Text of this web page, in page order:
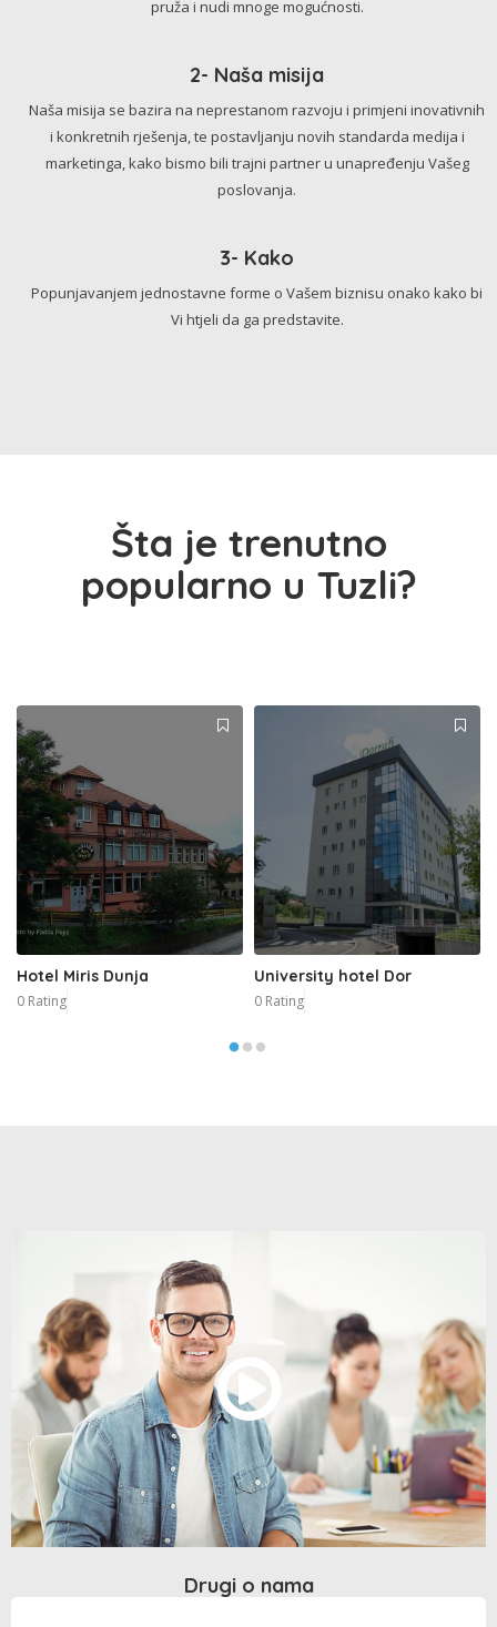
pruža i nudi mnoge mogućnosti.
2- Naša misija
Naša misija se bazira na neprestanom razvoju i primjeni inovativnih
i konkretnih rješenja, te postavljanju novih standarda medija i
marketinga, kako bismo bili trajni partner u unapređenju Vašeg
poslovanja.
3- Kako
Popunjavanjem jednostavne forme o Vašem biznisu onako kako bi
Vi htjeli da ga predstavite.
Šta je trenutno
popularno u Tuzli?
Hotel Miris Dunja
0 Rating
University hotel Dor
0 Rating
Drugi o nama